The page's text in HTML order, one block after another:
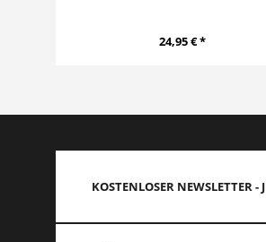
24,95 € *
KOSTENLOSER NEWSLETTER -